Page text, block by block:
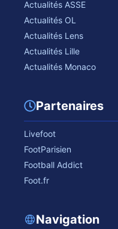
Actualités ASSE
Actualités OL
Actualités Lens
Actualités Lille
Actualités Monaco
Partenaires
Livefoot
FootParisien
Football Addict
Foot.fr
Navigation